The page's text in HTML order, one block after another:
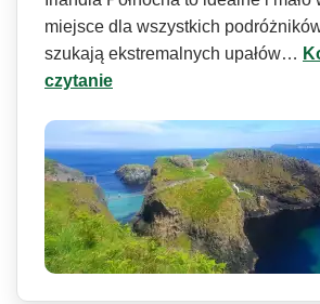
miejsce dla wszystkich
szukają ekstremalnych upałów…
czytanie